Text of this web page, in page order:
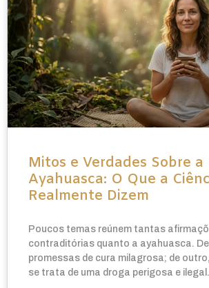
Mitos e Verdades Sobre a
Ayahuasca: O Que a
Realmente Dizem
Poucos temas reúnem tantas
contraditórias quanto a ayahuasca. De
promessas de cura milagrosa; de
se trata de uma droga perigosa e